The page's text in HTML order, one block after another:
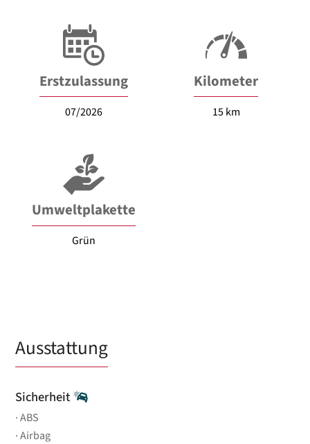
Erstzulassung
07/2026
Kilometer
15 km
Umweltplakette
Grün
Ausstattung
Sicherheit
ABS
Airbag